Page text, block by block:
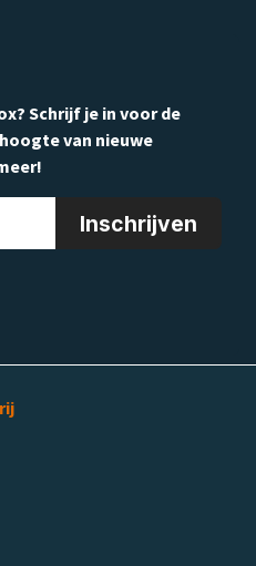
Schrijf je in voor de
van nieuwe
Inschrijven